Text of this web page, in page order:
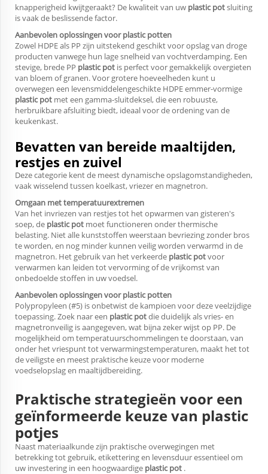
knapperigheid kwijtgeraakt? De kwaliteit van uw plastic potsluiting
is vaak de beslissende factor.
Aanbevolen oplossingen voor plastic potten
Zowel HDPE als PP zijn uitstekend geschikt voor opslag van droge
producten vanwege hun lage snelheid van vochtverdamping. Een
stevige, brede PP plastic pot is perfect voor gemakkelijk overgieten
van bloem of granen. Voor grotere hoeveelheden kunt u
overwegen een levensmiddelengeschikte HDPE emmer-vormige
plastic pot met een gamma-sluitdeksel, die een robuuste,
herbruikbare afsluiting biedt, ideaal voor de ordening van de
keukenkast.
Bevatten van bereide maaltijden,
restjes en zuivel
Deze categorie kent de meest dynamische opslagomstandigheden,
vaak wisselend tussen koelkast, vriezer en magnetron.
Omgaan met temperatuurextremen
Van het invriezen van restjes tot het opwarmen van gisteren's
soep, de plastic pot moet functioneren onder thermische
belasting. Niet alle kunststoffen weerstaan bevriezing zonder bros
te worden, en nog minder kunnen veilig worden verwarmd in de
magnetron. Het gebruik van het verkeerde plastic potvoor
verwarmen kan leiden tot vervorming of de vrijkomst van
onbedoelde stoffen in uw voedsel.
Aanbevolen oplossingen voor plastic potten
Polypropyleen (#5) is onbetwist de kampioen voor deze veelzijdige
toepassing. Zoek naar een plastic potdie duidelijk als vries- en
magnetronveilig is aangegeven, wat bijna zeker wijst op PP. De
mogelijkheid om temperatuurschommelingen te doorstaan, van
onder het vriespunt tot verwarmingstemperaturen, maakt het tot
de veiligste en meest praktische keuze voor moderne
voedselopslag en maaltijdbereiding.
Praktische strategieën voor een
geïnformeerde keuze van plastic
potjes
Naast materiaalkunde zijn praktische overwegingen met
betrekking tot gebruik, etikettering en levensduur essentieel om
uw investering in een hoogwaardige plastic pot .